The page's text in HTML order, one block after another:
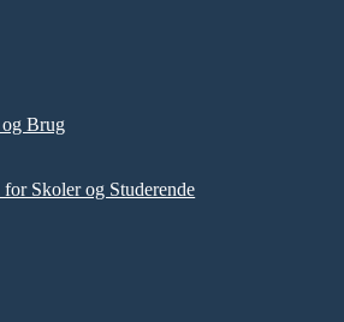
og Brug
Skoler og Studerende